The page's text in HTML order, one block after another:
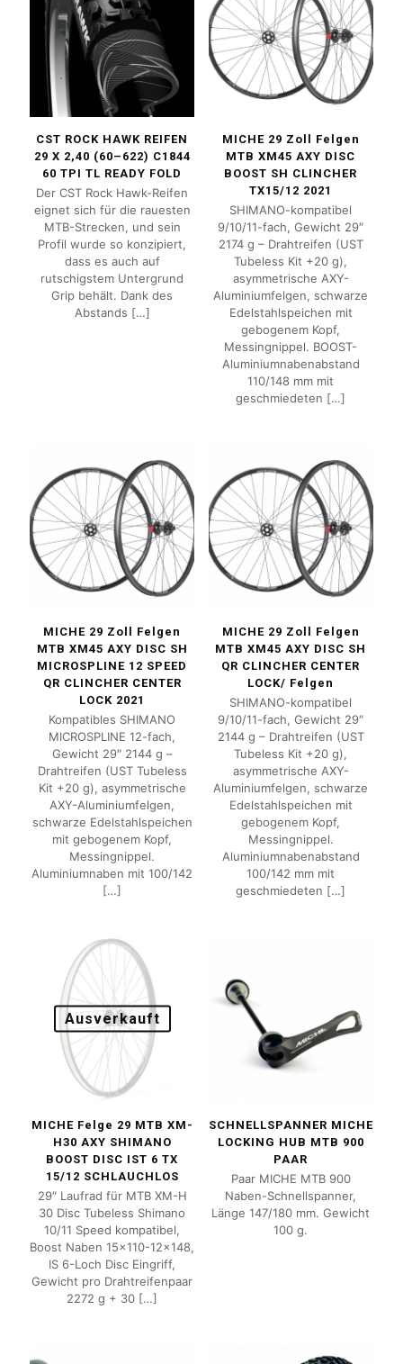
CST ROCK HAWK REIFEN
29 X 2,40 (60–622) C1844
60 TPI TL READY FOLD
Der CST Rock Hawk-Reifen
eignet sich für die rauesten
MTB-Strecken, und sein
Profil wurde so konzipiert,
dass es auch auf
rutschigstem Untergrund
Grip behält. Dank des
Abstands […]
MICHE 29 Zoll Felgen
MTB XM45 AXY DISC
BOOST SH CLINCHER
TX15/12 2021
SHIMANO-kompatibel
9/10/11-fach, Gewicht 29″
2174 g – Drahtreifen (UST
Tubeless Kit +20 g),
asymmetrische AXY-
Aluminiumfelgen, schwarze
Edelstahlspeichen mit
gebogenem Kopf,
Messingnippel. BOOST-
Aluminiumnabenabstand
110/148 mm mit
geschmiedeten […]
MICHE 29 Zoll Felgen
MTB XM45 AXY DISC SH
MICROSPLINE 12 SPEED
QR CLINCHER CENTER
LOCK 2021
Kompatibles SHIMANO
MICROSPLINE 12-fach,
Gewicht 29″ 2144 g –
Drahtreifen (UST Tubeless
Kit +20 g), asymmetrische
AXY-Aluminiumfelgen,
schwarze Edelstahlspeichen
mit gebogenem Kopf,
Messingnippel.
Aluminiumnaben mit 100/142
[…]
MICHE 29 Zoll Felgen
MTB XM45 AXY DISC SH
QR CLINCHER CENTER
LOCK/ Felgen
SHIMANO-kompatibel
9/10/11-fach, Gewicht 29″
2144 g – Drahtreifen (UST
Tubeless Kit +20 g),
asymmetrische AXY-
Aluminiumfelgen, schwarze
Edelstahlspeichen mit
gebogenem Kopf,
Messingnippel.
Aluminiumnabenabstand
100/142 mm mit
geschmiedeten […]
Ausverkauft
MICHE Felge 29 MTB XM-
H30 AXY SHIMANO
BOOST DISC IST 6 TX
15/12 SCHLAUCHLOS
29″ Laufrad für MTB XM-H
30 Disc Tubeless Shimano
10/11 Speed ​​kompatibel,
Boost Naben 15×110-12×148,
IS 6-Loch Disc Eingriff,
Gewicht pro Drahtreifenpaar
2272 g + 30 […]
SCHNELLSPANNER MICHE
LOCKING HUB MTB 900
PAAR
Paar MICHE MTB 900
Naben-Schnellspanner,
Länge 147/180 mm. Gewicht
100 g.